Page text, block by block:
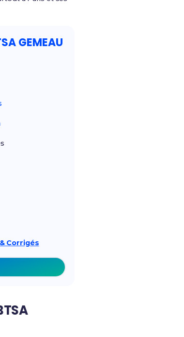
GEMEAU
Corrigés